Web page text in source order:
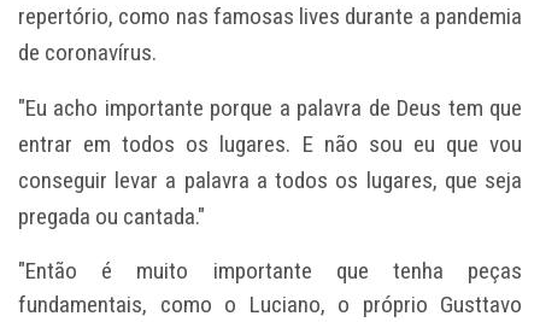
repertório, como nas famosas lives durante a pandemia
de coronavírus.
"Eu acho importante porque a palavra de Deus tem que
entrar em todos os lugares. E não sou eu que vou
conseguir levar a palavra a todos os lugares, que seja
pregada ou cantada."
"Então é muito importante que tenha peças
fundamentais, como o Luciano, o próprio Gusttavo